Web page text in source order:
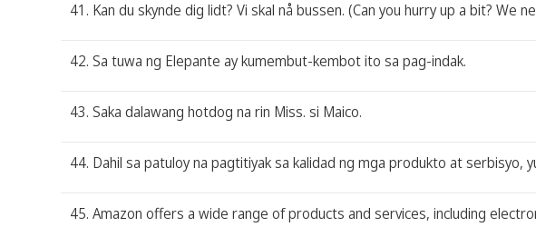
41. Kan du skynde dig lidt? Vi skal nå bussen. (Can you hurry up a bit? We
42. Sa tuwa ng Elepante ay kumembut-kembot ito sa pag-indak.
43. Saka dalawang hotdog na rin Miss. si Maico.
44. Dahil sa patuloy na pagtitiyak sa kalidad ng mga produkto at serbisyo,
45. Amazon offers a wide range of products and services, including